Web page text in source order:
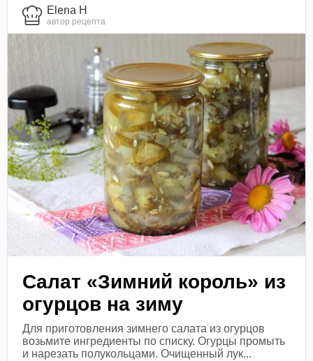
Elena H
автор рецепта
Салат «Зимний король» из
огурцов на зиму
Для приготовления зимнего салата из огурцов
возьмите ингредиенты по списку. Огурцы промыть
и нарезать полукольцами. Очищенный лук...